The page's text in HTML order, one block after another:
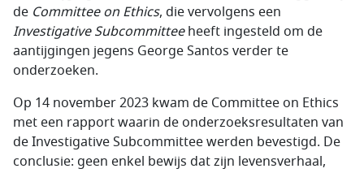
de Committee on Ethics, die vervolgens een
Investigative Subcommitteeheeft ingesteld om de
aantijgingen jegens George Santos verder te
onderzoeken.
Op 14 november 2023 kwam de Committee on Ethics
met een rapport waarin de onderzoeksresultaten van
de Investigative Subcommittee werden bevestigd. De
conclusie: geen enkel bewijs dat zijn levensverhaal,